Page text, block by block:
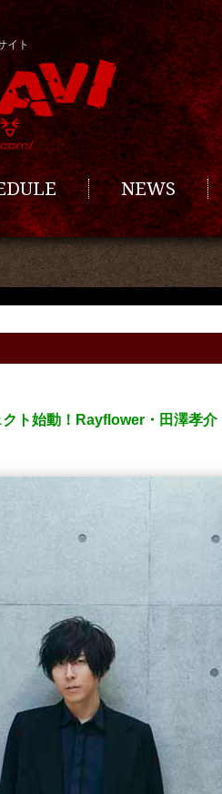
イト
NEWS
ト始動！Rayflower・田澤孝